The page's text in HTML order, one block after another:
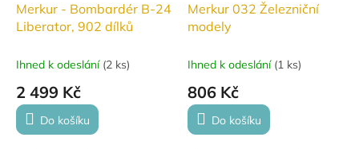
Merkur - Bombardér B-24
Liberator, 902 dílků
Ihned k odeslání (2 ks)
2 499 Kč
Do košíku
Merkur 032 Železniční
modely
Ihned k odeslání (1 ks)
806 Kč
Do košíku